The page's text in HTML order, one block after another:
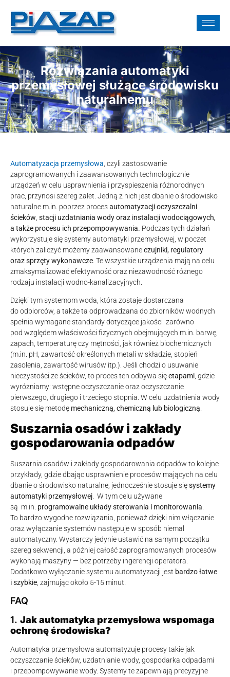
Rozwiązania automatyki
przemysłowej służące środowisku
naturalnemu
Automatyzacja przemysłowa , czyli zastosowanie
zaprogramowanych i zaawansowanych technologicznie
urządzeń w celu usprawnienia i przyspieszenia różnorodnych
prac, przynosi szereg zalet. Jedną z nich jest dbanie o środowisko
naturalne m.in. poprzez procesautomatyzacji oczyszczalni
ścieków stacji uzdatniania wody oraz instalacji wodociągowych,
a także procesu ich przepompowywania. Podczas tych działań
wykorzystuje się systemy automatyki przemysłowej, w poczet
których zaliczyć możemy zaawansowaneczujniki, regulatory
oraz sprzęty wykonawcze . Te wszystkie urządzenia mają na celu
zmaksymalizować efektywność oraz niezawodność różnego
rodzaju instalacji wodno-kanalizacyjnych.
Dzięki tym systemom woda, która zostaje dostarczana
do odbiorców, a także ta odprowadzana do zbiorników wodnych
spełnia wymagane standardy dotyczące jakości zarówno
pod względem właściwości fizycznych obejmujących m.in. barwę,
zapach, temperaturę czy mętności, jak również biochemicznych
(m.in. pH, zawartość określonych metali w składzie, stopień
zasolenia, zawartość wirusów itp.). Jeśli chodzi o usuwanie
nieczystości ze ścieków, to proces ten odbywa sięetapami, gdzie
wyróżniamy: wstępne oczyszczanie oraz oczyszczanie
pierwszego, drugiego i trzeciego stopnia. W celu uzdatnienia wody
stosuje się metodę mechaniczną, chemiczną lub biologiczną.
Suszarnia osadów i zakłady
gospodarowania odpadów
Suszarnia osadów i zakłady gospodarowania odpadów to kolejne
przykłady, gdzie dbając usprawnienie procesów mających na celu
dbanie o środowisko naturalne, jednocześnie stosuje sięsystemy
automatyki przemysłowej . W tym celu używane
są m.in. programowalne układy sterowania i monitorowania
To bardzo wygodne rozwiązania, ponieważ dzięki nim włączanie
oraz wyłączanie systemów następuje w sposób niemal
automatyczny. Wystarczy jedynie ustawić na samym początku
szereg sekwencji, a później całość zaprogramowanych procesów
wykonają maszyny — bez potrzeby ingerencji operatora.
Dodatkowo wyłączanie systemu automatyzacji jest bardzo łatwe
i szybkie , zajmując około 5-15 minut.
FAQ
1. Jak automatyka przemysłowa wspomaga
ochronę środowiska?
Automatyka przemysłowa automatyzuje procesy takie jak
oczyszczanie ścieków, uzdatnianie wody, gospodarka odpadami
i przepompowywanie wody. Systemy te zapewniają precyzyjne